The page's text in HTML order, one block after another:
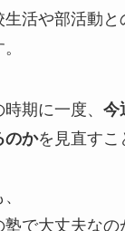
生活や部活動
期に一度、 今
のかを見直すこ
塾で大丈夫なの